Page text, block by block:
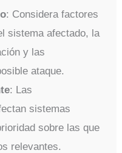
: Considera factores
sistema afectado, la
y las
ataque.
: Las
sistemas
sobre las que
relevantes.